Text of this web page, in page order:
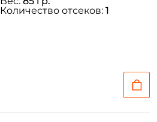
Количество отсеков: 1